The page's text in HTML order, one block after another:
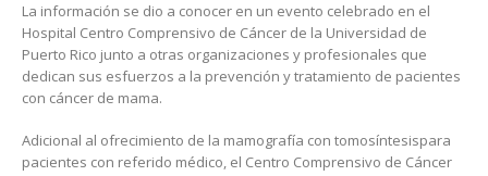
La información se dio a conocer en un evento celebrado en el
Hospital Centro Comprensivo de Cáncer de la Universidad de
Puerto Rico junto a otras organizaciones y profesionales que
dedican sus esfuerzos a la prevención y tratamiento de pacientes
con cáncer de mama.
Adicional al ofrecimiento de la mamografía con tomosíntesispara
pacientes con referido médico, el Centro Comprensivo de Cáncer